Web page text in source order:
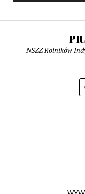
NSZZ Rolników